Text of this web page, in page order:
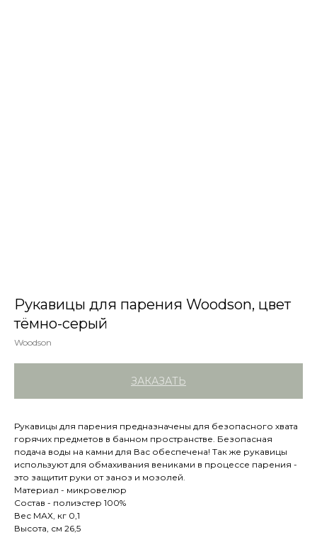
Рукавицы для парения Woodson, цвет
тёмно-серый
Woodson
ЗАКАЗАТЬ
Рукавицы для парения предназначены для безопасного хвата
горячих предметов в банном пространстве. Безопасная
подача воды на камни для Вас обеспечена! Так же рукавицы
используют для обмахивания вениками в процессе парения -
это защитит руки от заноз и мозолей.
Материал - микровелюр
Состав - полиэстер 100%
Вес МАХ, кг 0,1
Высота, см 26,5